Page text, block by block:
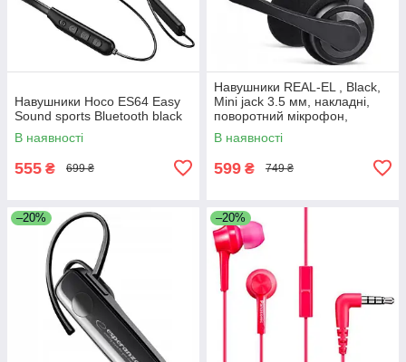
Навушники Hoco ES64 Easy
Sound sports Bluetooth black
В наявності
555 ₴ 699 ₴
Навушники REAL-EL , Black,
Mini jack 3.5 мм, накладні,
поворотний мікрофон,
кабель 1.5 м
В наявності
599 ₴ 749 ₴
–20% –20%